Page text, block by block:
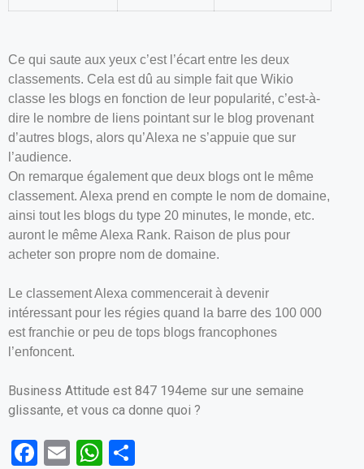
Ce qui saute aux yeux c’est l’écart entre les deux
classements. Cela est dû au simple fait que Wikio
classe les blogs en fonction de leur popularité, c’est-à-
dire le nombre de liens pointant sur le blog provenant
d’autres blogs, alors qu’Alexa ne s’appuie que sur
l’audience.
On remarque également que deux blogs ont le même
classement. Alexa prend en compte le nom de domaine,
ainsi tout les blogs du type 20 minutes, le monde, etc.
auront le même Alexa Rank. Raison de plus pour
acheter son propre nom de domaine.
Le classement Alexa commencerait à devenir
intéressant pour les régies quand la barre des 100 000
est franchie or peu de tops blogs francophones
l’enfoncent.
Business Attitude est 847 194eme sur une semaine
glissante, et vous ca donne quoi ?
F
E
W